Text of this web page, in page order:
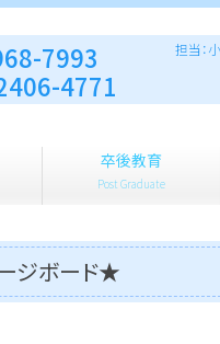
7993
4771
担当：
卒後教育
Post Graduate
ジボード★